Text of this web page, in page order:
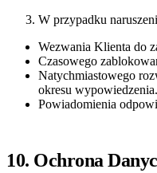
W przypadku
Wezwania Klienta do
Czasowego
Natychmiastowego
okresu wypowiedzenia.
Powiadomienia
10. Ochrona